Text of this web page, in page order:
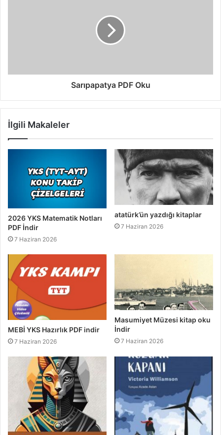
Sarıpapatya PDF Oku
İlgili Makaleler
2026 YKS Matematik Notları
PDF İndir
7 Haziran 2026
atatürk’ün yazdığı kitaplar
7 Haziran 2026
MEBİ YKS Hazırlık PDF indir
7 Haziran 2026
Masumiyet Müzesi kitap oku
İndir
7 Haziran 2026